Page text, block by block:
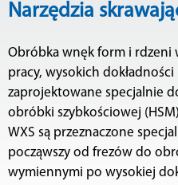
Narzędzia
Obróbka wnęk form i rdzeni
pracy, wysokich
zaprojektowane specjalnie
obróbki szybkościowej
WXS są przeznaczone
począwszy od frezów do
wymiennymi po wysokiej